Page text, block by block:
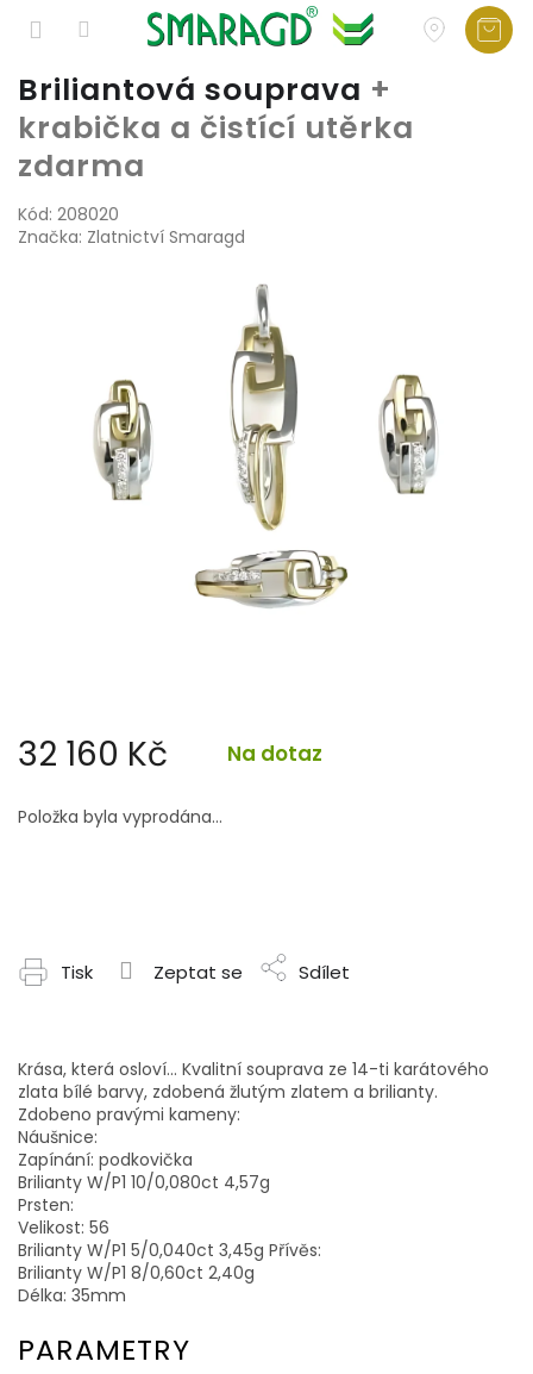
Přejít
obsah
Briliantová souprava +
krabička a čistící utěrka
zdarma
Kód: 208020
Značka: Zlatnictví Smaragd
32 160 Kč Na dotaz
cena:
Položka byla vyprodána…
Tisk Zeptat se Sdílet
Krása, která osloví... Kvalitní souprava ze 14-ti karátového
zlata bílé barvy, zdobená žlutým zlatem a brilianty.
Zdobeno pravými kameny:
Náušnice:
Zapínání: podkovička
Brilianty W/P1 10/0,080ct 4,57g
Prsten:
Velikost: 56
Brilianty W/P1 5/0,040ct 3,45g Přívěs:
Brilianty W/P1 8/0,60ct 2,40g
Délka: 35mm
PARAMETRY